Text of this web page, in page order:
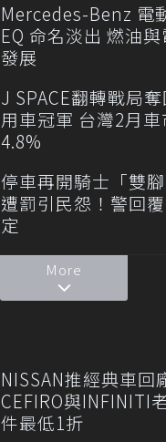
Mercedes-Benz 電
EQ 命名淡出 燃油
發展
J SPACE翻轉戰局
用車冠軍 台灣2月車
4.8%
停車再開騎士「雙腳
遭罰引民怨！警回
定
More
NISSAN推經典車
CEFIRO與INFINITI
件最低1折